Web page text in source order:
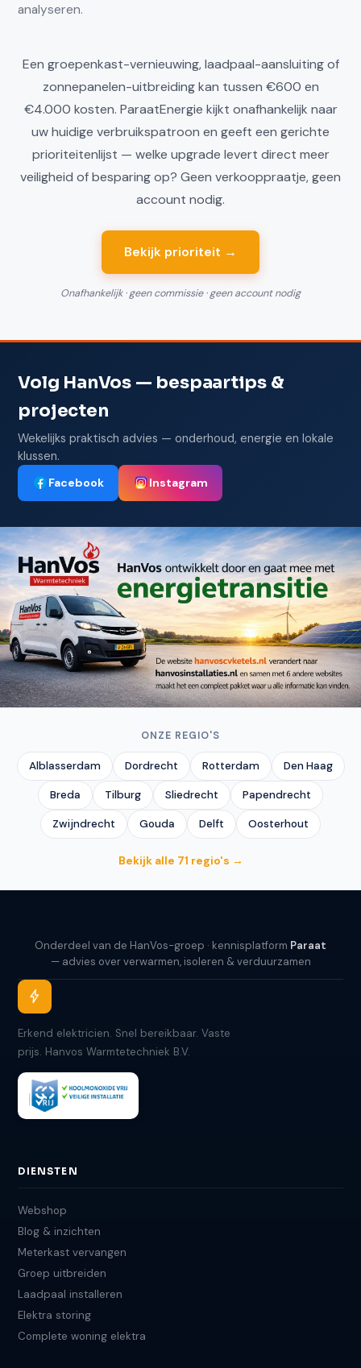
analyseren.
Een groepenkast-vernieuwing, laadpaal-aansluiting of
zonnepanelen-uitbreiding kan tussen €600 en
€4.000 kosten. ParaatEnergie kijkt onafhankelijk naar
uw huidige verbruikspatroon en geeft een gerichte
prioriteitenlijst — welke upgrade levert direct meer
veiligheid of besparing op? Geen verkooppraatje, geen
account nodig.
Bekijk prioriteit →
Onafhankelijk · geen commissie · geen account nodig
Volg HanVos — bespaartips &
projecten
Wekelijks praktisch advies — onderhoud, energie en lokale
klussen.
Facebook Instagram
Neem contact opONZE REGIO'S
Alblasserdam Dordrecht Rotterdam Den Haag
Breda Tilburg Sliedrecht Papendrecht
Zwijndrecht Gouda Delft Oosterhout
Bekijk alle 71 regio's →
Onderdeel van de HanVos-groep · kennisplatform Paraat
— advies over verwarmen, isoleren & verduurzamen
Erkend elektricien. Snel bereikbaar. Vaste
prijs. Hanvos Warmtetechniek B.V.
DIENSTEN
Webshop
Blog & inzichten
Meterkast vervangen
Groep uitbreiden
Laadpaal installeren
Elektra storing
Complete woning elektra